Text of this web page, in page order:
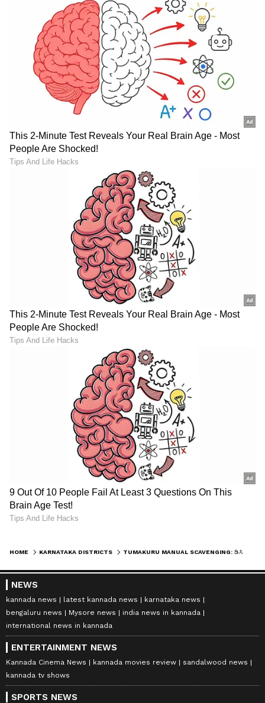
HOME KARNATAKA DISTRICTS
NEWS
kannada news latest kannada news
karnataka news
bengaluru news
Mysore news
india news in kannada
international news in kannada
ENTERTAINMENT NEWS
Kannada Cinema News kannada movies review
sandalwood news
kannada tv shows
SPORTS NEWS